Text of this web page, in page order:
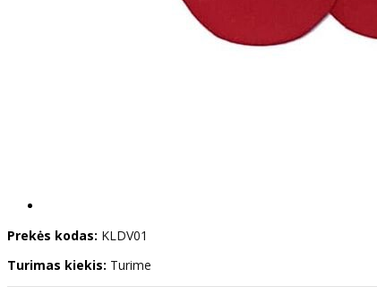
Prekės kodas: KLDV01
Turimas kiekis: Turime